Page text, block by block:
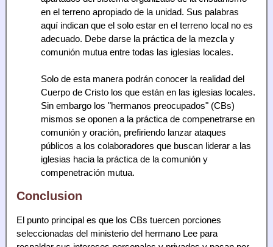
en el terreno apropiado de la unidad. Sus palabras
aquí indican que el solo estar en el terreno local no es
adecuado. Debe darse la práctica de la mezcla y
comunión mutua entre todas las iglesias locales.
Solo de esta manera podrán conocer la realidad del
Cuerpo de Cristo los que están en las iglesias locales.
Sin embargo los "hermanos preocupados" (CBs)
mismos se oponen a la práctica de compenetrarse en
comunión y oración, prefiriendo lanzar ataques
públicos a los colaboradores que buscan liderar a las
iglesias hacia la práctica de la comunión y
compenetración mutua.
Conclusion
El punto principal es que los CBs tuercen porciones
seleccionadas del ministerio del hermano Lee para